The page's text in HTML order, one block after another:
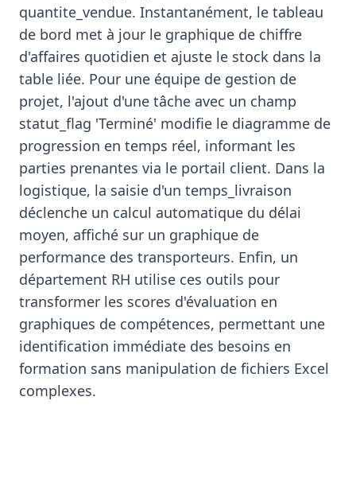
quantite_vendue. Instantanément, le tableau
de bord met à jour le graphique de chiffre
d'affaires quotidien et ajuste le stock dans la
table liée. Pour une équipe de gestion de
projet, l'ajout d'une tâche avec un champ
statut_flag 'Terminé' modifie le diagramme de
progression en temps réel, informant les
parties prenantes via le portail client. Dans la
logistique, la saisie d'un temps_livraison
déclenche un calcul automatique du délai
moyen, affiché sur un graphique de
performance des transporteurs. Enfin, un
département RH utilise ces outils pour
transformer les scores d'évaluation en
graphiques de compétences, permettant une
identification immédiate des besoins en
formation sans manipulation de fichiers Excel
complexes.